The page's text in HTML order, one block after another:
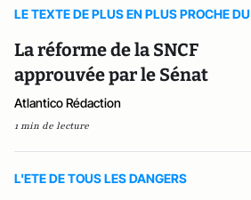
LE TEXTE DE PLUS EN PLUS PROCHE
La réforme de la SNCF
approuvée par le Sénat
Atlantico Rédaction
1 min de lecture
L'ETE DE TOUS LES DANGERS